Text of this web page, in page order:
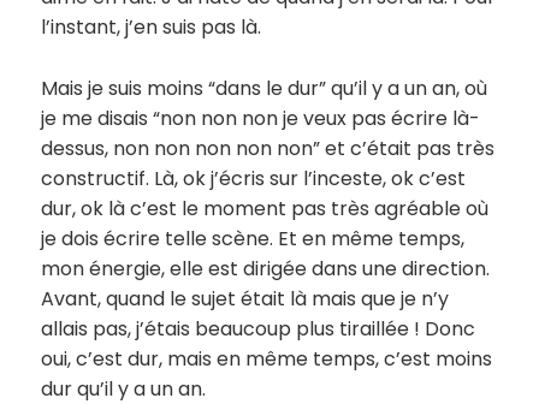
l’instant, j’en suis pas là.
Mais je suis moins “dans le dur” qu’il y a un an, où
je me disais “non non non je veux pas écrire là-
dessus, non non non non non” et c’était pas très
constructif. Là, ok j’écris sur l’inceste, ok c’est
dur, ok là c’est le moment pas très agréable où
je dois écrire telle scène. Et en même temps,
mon énergie, elle est dirigée dans une direction.
Avant, quand le sujet était là mais que je n’y
allais pas, j’étais beaucoup plus tiraillée ! Donc
oui, c’est dur, mais en même temps, c’est moins
dur qu’il y a un an.